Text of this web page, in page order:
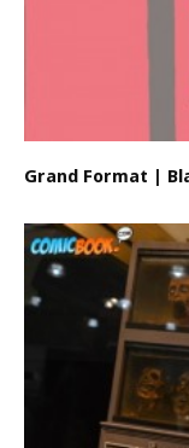
Grand Format |